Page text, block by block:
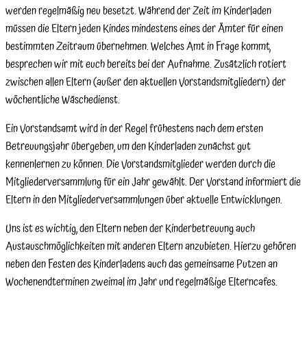
werden regelmäßig neu besetzt. Während der Zeit im Kinderladen
müssen die Eltern jeden Kindes mindestens eines der Ämter für einen
bestimmten Zeitraum übernehmen. Welches Amt in Frage kommt,
besprechen wir mit euch bereits bei der Aufnahme. Zusätzlich rotiert
zwischen allen Eltern (außer den aktuellen Vorstandsmitgliedern) der
wöchentliche Wäschedienst.
Ein Vorstandsamt wird in der Regel frühestens nach dem ersten
Betreuungsjahr übergeben, um den Kinderladen zunächst gut
kennenlernen zu können. Die Vorstandsmitglieder werden durch die
Mitgliederversammlung für ein Jahr gewählt. Der Vorstand informiert die
Eltern in den Mitgliederversammlungen über aktuelle Entwicklungen.
Uns ist es wichtig, den Eltern neben der Kinderbetreuung auch
Austauschmöglichkeiten mit anderen Eltern anzubieten. Hierzu gehören
neben den Festen des Kinderladens auch das gemeinsame Putzen an
Wochenendterminen zweimal im Jahr und regelmäßige Elterncafes.